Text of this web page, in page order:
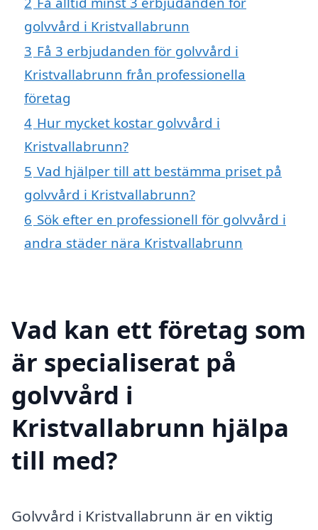
golvvård i Kristvallabrunn
3 Få 3 erbjudanden för golvvård i
Kristvallabrunn från professionella
företag
4 Hur mycket kostar golvvård i
Kristvallabrunn?
5 Vad hjälper till att bestämma priset på
golvvård i Kristvallabrunn?
6 Sök efter en professionell för golvvård i
andra städer nära Kristvallabrunn
Vad kan ett företag som
är specialiserat på
golvvård i
Kristvallabrunn hjälpa
till med?
Golvvård i Kristvallabrunn är en viktig